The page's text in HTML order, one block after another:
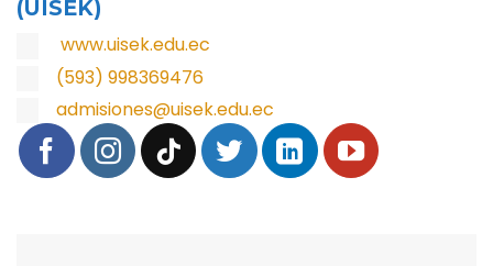
(UISEK)
www.uisek.edu.ec
(593) 998369476
admisiones@uisek.edu.ec